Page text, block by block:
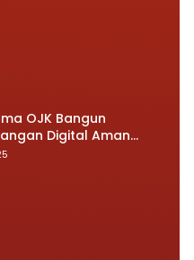
OJK Bangun
Digital Aman